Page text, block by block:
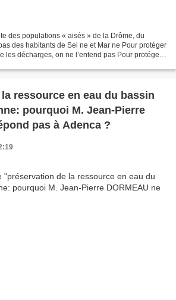
des populations « aisés » de la Drôme, du
des habitants de Sei ne et Mar ne Pour protéger
les décharges, on ne l’entend pas Pour protéger
ressource en eau du bassin
pourquoi M. Jean-Pierre
pas à Adenca ?